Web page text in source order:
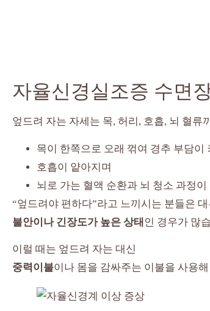
자율신경실조증 수면
엎드려 자는 자세는 목, 허리, 호흡, 뇌 혈류
목이 한쪽으로 오래 꺾여 경추 부담이
호흡이 얕아지며
뇌로 가는 혈액 순환과 뇌 청소 과정
“엎드려야 편하다”라고 느끼시는 분들은
불안이나 긴장도가 높은 상태 인 경우가 많
이럴 때는 엎드려 자는 대신
중력이불이나 몸을 감싸주는 이불을 사용